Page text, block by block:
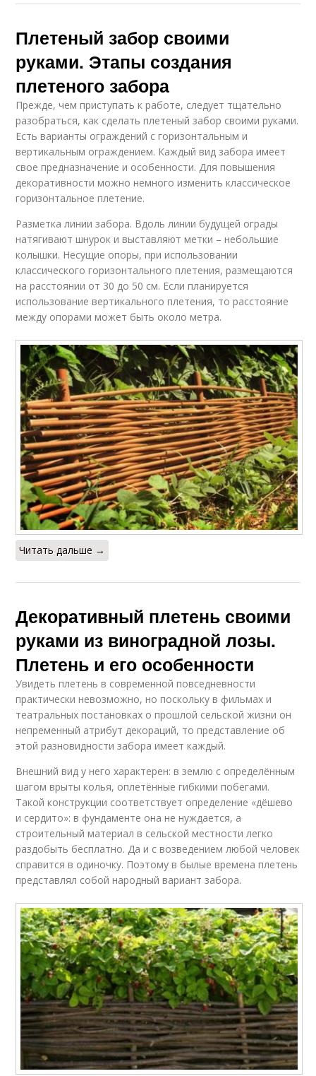
Плетеный забор своими
руками. Этапы создания
плетеного забора
Прежде, чем приступать к работе, следует тщательно
разобраться, как сделать плетеный забор своими руками.
Есть варианты ограждений с горизонтальным и
вертикальным ограждением. Каждый вид забора имеет
свое предназначение и особенности. Для повышения
декоративности можно немного изменить классическое
горизонтальное плетение.
Разметка линии забора. Вдоль линии будущей ограды
натягивают шнурок и выставляют метки – небольшие
колышки. Несущие опоры, при использовании
классического горизонтального плетения, размещаются
на расстоянии от 30 до 50 см. Если планируется
использование вертикального плетения, то расстояние
между опорами может быть около метра.
Читать дальше →
Декоративный плетень своими
руками из виноградной лозы.
Плетень и его особенности
Увидеть плетень в современной повседневности
практически невозможно, но поскольку в фильмах и
театральных постановках о прошлой сельской жизни он
непременный атрибут декораций, то представление об
этой разновидности забора имеет каждый.
Внешний вид у него характерен: в землю с определённым
шагом врыты колья, оплетённые гибкими побегами.
Такой конструкции соответствует определение «дёшево
и сердито»: в фундаменте она не нуждается, а
строительный материал в сельской местности легко
раздобыть бесплатно. Да и с возведением любой человек
справится в одиночку. Поэтому в былые времена плетень
представлял собой народный вариант забора.